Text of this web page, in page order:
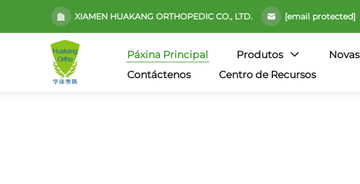
XIAMEN HUAKANG ORTHOPEDIC CO., LTD. [email protected]
Páxina Principal Produtos Novas
Contáctenos
Centro de Recursos